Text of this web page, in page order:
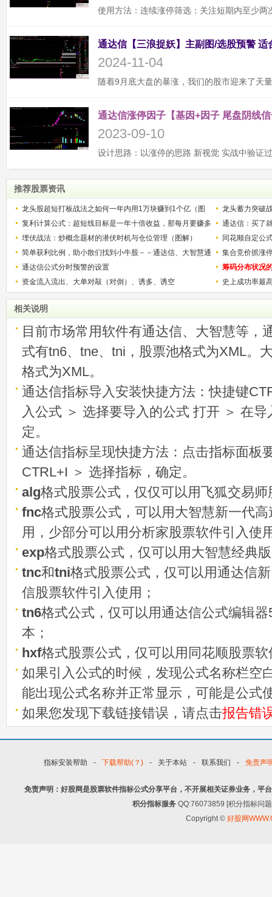
2024-11-04
通达信涨停因子【基因+因子 尾盘阴线
2023-09-10
推荐股票资讯
龙头股超短打板战法之如何一年内用1万块赚到1个亿（图
解）
龙头蓄力突破
的技巧（图解
复利计算公式：超短线目标是一年十倍收益，那每月要赚多
少？
通达信：买了
埋伏战法：炒概念题材的潜伏时机与仓位管理（图解）
同花顺自定公
简单获利比例，助小散们找到小牛股－－通达信、大智慧通
用
集合竞价抓涨
通达信公式分时预警的设置
筹码分布状况
资金流入流出、大单对敲（对倒）、诱多、诱空
史上成功率最
相关说明
目前市场常用软件有通达信、大智慧等，
式有tn6、tne、tni，股票池格式为XML。
格式为XML。
通达信指标导入安装快捷方法：快捷键
入公式 ＞ 选择要导入的公式 打开 ＞ 在
定。
通达信指标呈现快捷方法：点击指标面板
CTRL+I ＞ 选择指标，确定。
alg格式股票公式，仅仅可以用飞狐交易
fnc格式股票公式，可以用大智慧新一代
用，少部分可以用分析家股票软件引入使
exp格式股票公式，仅可以用大智慧经典
tnc和tni格式股票公式，仅可以用通达信
信股票软件引入使用；
tn6格式公式，仅可以用通达信公式编辑
本；
hxf格式股票公式，仅可以用同花顺股票
如果引入公式的时候，发现公式名称栏空
能出现公式名称并正常显示，可能是公式
如果您发现下载链接错误，请点击报告错
指标安装帮助 - 下载帮助(？) - 关于本站 - 联系我们 - 免责声
免责声明：好股网是股票软件指标公式分享平台，不开展相关证券业务，平
积分指标服务 QQ:76073859 [积分指标问
Copyright © 好股网